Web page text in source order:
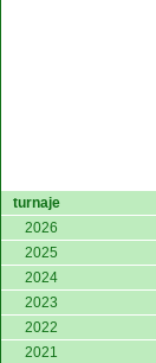
turnaje
2026
2025
2024
2023
2022
2021